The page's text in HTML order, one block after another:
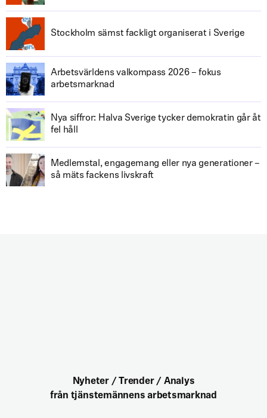
Stockholm sämst fackligt organiserat i Sverige
Arbetsvärldens valkompass 2026 – fokus
arbetsmarknad
Nya siffror: Halva Sverige tycker demokratin går åt
fel håll
Medlemstal, engagemang eller nya generationer –
så mäts fackens livskraft
Nyheter / Trender / Analys
från tjänstemännens arbetsmarknad